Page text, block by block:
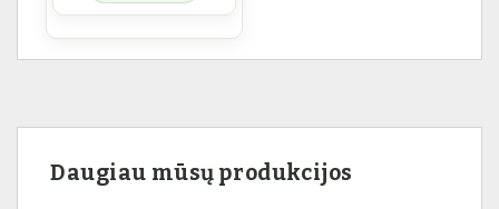
Daugiau mūsų produkcijos